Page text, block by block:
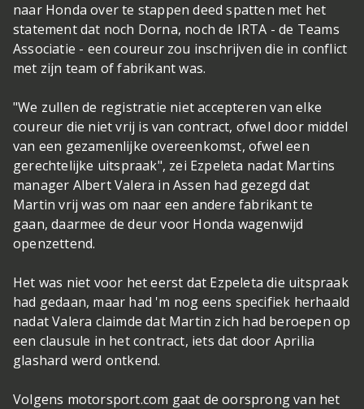
naar Honda over te stappen deed spatten met het
statement dat noch Dorna, noch de IRTA - de Teams
Associatie - een coureur zou inschrijven die in conflict
met zijn team of fabrikant was.
"We zullen de registratie niet accepteren van elke
coureur die niet vrij is van contract, ofwel door middel
van een gezamenlijke overeenkomst, ofwel een
gerechtelijke uitspraak", zei Ezpeleta nadat Martins
manager Albert Valera in Assen had gezegd dat
Martin vrij was om naar een andere fabrikant te
gaan, daarmee de deur voor Honda wagenwijd
openzettend.
Het was niet voor het eerst dat Ezpeleta die uitspraak
had gedaan, maar had 'm nog eens specifiek herhaald
nadat Valera claimde dat Martin zich had beroepen op
een clausule in het contract, iets dat door Aprilia
glashard werd ontkend.
Volgens motorsport.com gaat de oorsprong van het